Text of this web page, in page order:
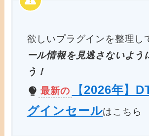
欲しいプラグインを整理し
ール情報を見逃さないよう
う！
最新の
【2026年】
グインセールはこちら